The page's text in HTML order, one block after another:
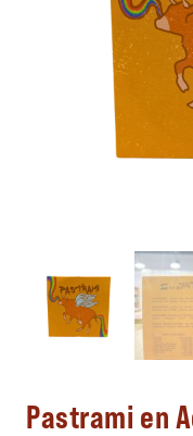
Pastrami en